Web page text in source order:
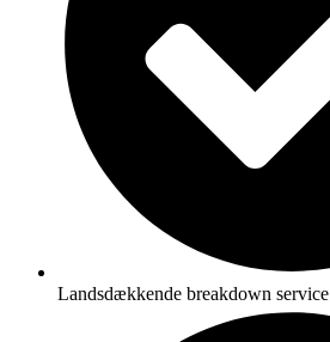
Landsdækkende breakdown service